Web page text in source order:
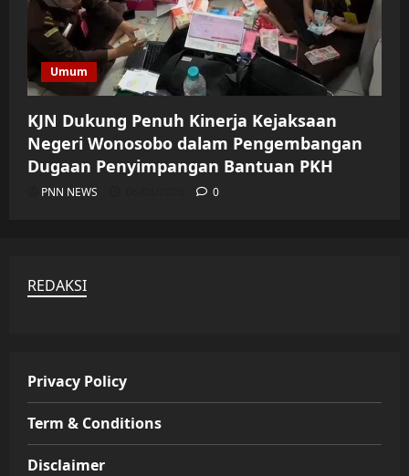
Umum
KJN Dukung Penuh Kinerja Kejaksaan
Negeri Wonosobo dalam Pengembangan
Dugaan Penyimpangan Bantuan PKH
PNN NEWS 0
REDAKSI
Privacy Policy
Term & Conditions
Disclaimer